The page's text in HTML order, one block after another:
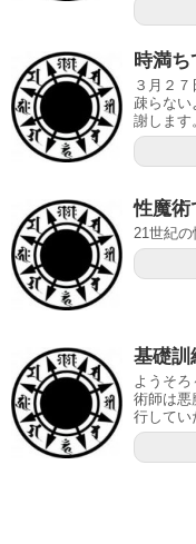
時満ち
３月２
疎らな
謝します
性魔術
21世紀の
基礎訓
ようそ
術師は悪
行してい